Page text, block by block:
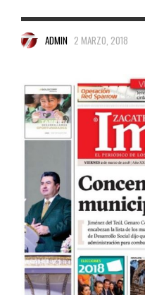
ADMIN 2 MARZO, 2018